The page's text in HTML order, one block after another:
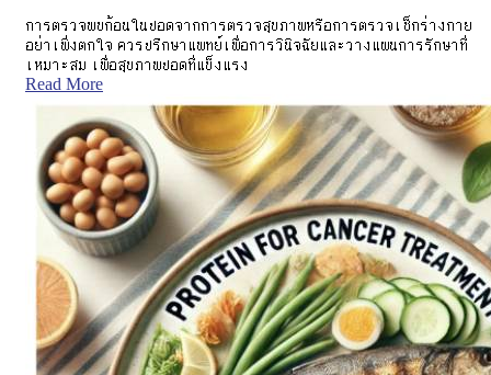
การตรวจพบก้อนในปอดจากการตรวจสุขภาพหรือการตรวจเช็กร่างกาย
อย่าเพิ่งตกใจ ควรปรึกษาแพทย์เพื่อการวินิจฉัยและวางแผนการรักษาที่
เหมาะสม เพื่อสุขภาพปอดที่แข็งแรง
Read More